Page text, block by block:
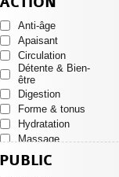
EFFIK
ENEOMEY
GIFRER
GRANIONS
GUIGOZ
HOLLIS
IDES PHARMA
IPRAD
LANSINOH
LIERAC
MAM
Anti-âge
Apaisant
Circulation
Détente & Bien-
être
Digestion
Forme & tonus
Hydratation
Massage
Minceur
Nourrissant
PUBLIC